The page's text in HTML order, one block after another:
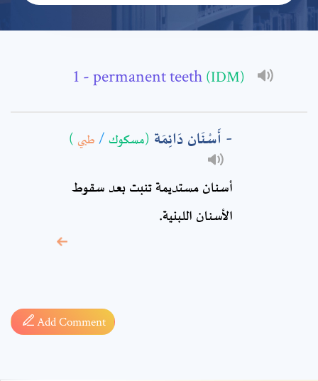
- permanent teeth (IDM)
أَسْنَان دَائِمَة (مسكوك / طبي )
أسنان مستديمة تنبت بعد سقوط
الأسنان اللبنية.
Add Comment
Comment: *